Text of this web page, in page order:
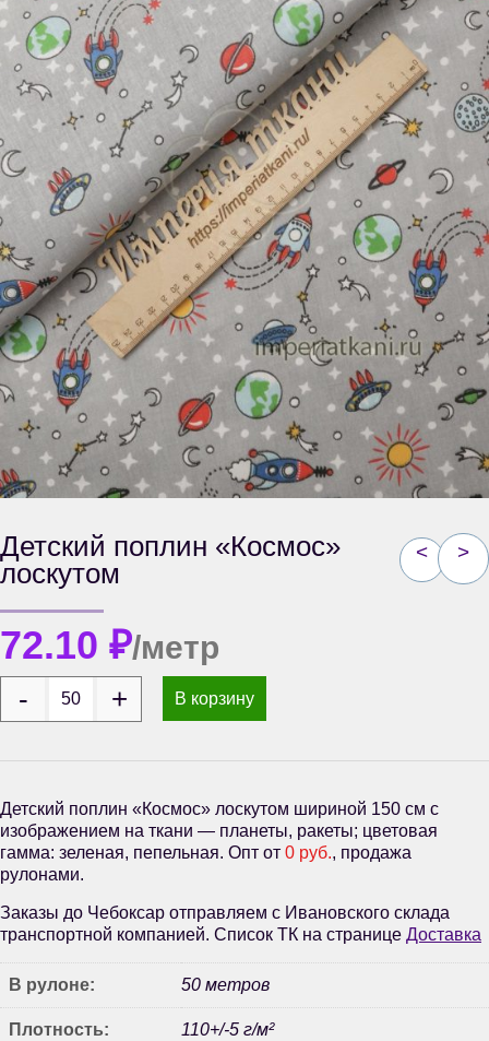
< >
Детский поплин «Космос»
лоскутом
72.10 ₽/метр
В корзину
Детский поплин «Космос» лоскутом шириной 150 см с
изображением на ткани — планеты, ракеты; цветовая
гамма: зеленая, пепельная. Опт от 0 руб., продажа
рулонами.
Заказы до Чебоксар отправляем с Ивановского склада
транспортной компанией. Список ТК на странице Доставка
В рулоне: 50 метров
Плотность: 110+/-5 г/м²